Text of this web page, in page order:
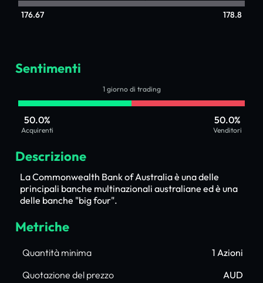
176.67 178.8
Sentimenti
1 giorno di trading
50.0%
Acquirenti
50.0%
Venditori
Descrizione
La Commonwealth Bank of Australia è una delle
principali banche multinazionali australiane ed è una
delle banche "big four".
Metriche
Quantità minima
1 Azioni
Quotazione del prezzo
AUD